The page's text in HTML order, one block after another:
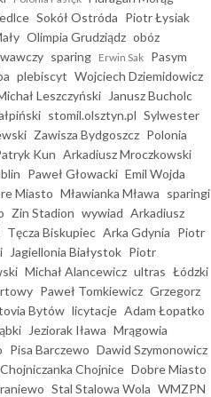
Sokół Ostróda Piotr Łysiak
Olimpia Grudziądz obóz
sparing Erwin Sak Pasym
plebiscyt Wojciech Dziemidowicz
Leszczyński
Janusz Bucholc
stomil.olsztyn.pl Sylwester
Zawisza Bydgoszcz Polonia
Kun Arkadiusz Mroczkowski
Paweł Głowacki Emil Wojda
Miasto Mławianka Mława sparingi
Zin Stadion wywiad Arkadiusz
Tęcza Biskupiec Arka Gdynia Piotr
Jagiellonia Białystok Piotr
Michał Alancewicz ultras Łódzki
Paweł Tomkiewicz Grzegorz
Bytów licytacje Adam Łopatko
Jeziorak Iława Mrągowia
Pisa Barczewo Dawid Szymonowicz
Chojniczanka Chojnice Dobre Miasto
Stal Stalowa Wola WMZPN